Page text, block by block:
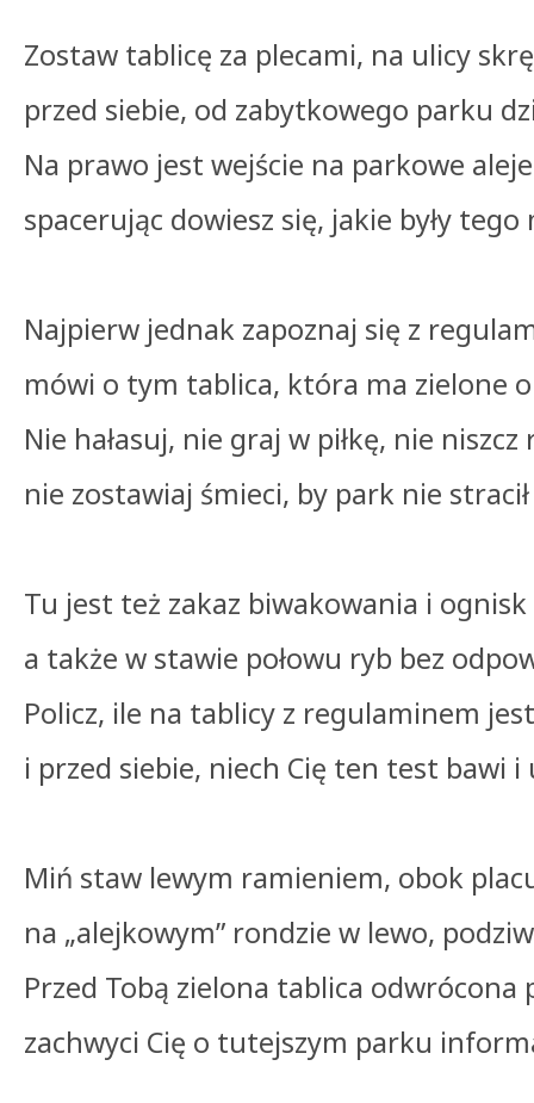
Zostaw tablicę za plecami, na ulicy
przed siebie, od zabytkowego parku
Na prawo jest wejście na parkowe
spacerując dowiesz się, jakie były
Najpierw jednak zapoznaj się z
mówi o tym tablica, która ma zielone
Nie hałasuj, nie graj w piłkę, nie
nie zostawiaj śmieci, by park nie
Tu jest też zakaz biwakowania i
a także w stawie połowu ryb bez
Policz, ile na tablicy z regulaminem
i przed siebie, niech Cię ten test bawi i
Miń staw lewym ramieniem, obok
na „alejkowym” rondzie w lewo,
Przed Tobą zielona tablica odwrócona
zachwyci Cię o tutejszym parku